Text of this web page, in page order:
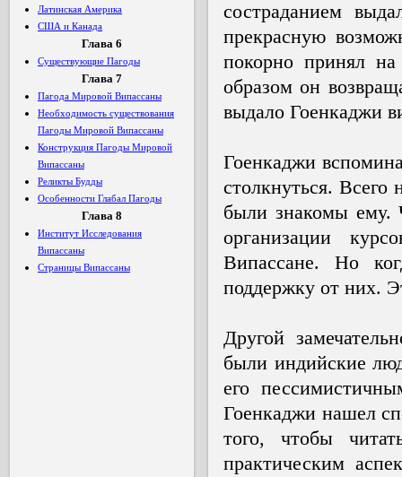
Латинская Америка
США и Канада
Глава 6
Существующие Пагоды
Глава 7
Пагода Мировой Випассаны
Необходимость существования
Пагоды Мировой Випассаны
Конструкция Пагоды Мировой
Випассаны
Реликты Будды
Особенности Глабал Пагоды
Глава 8
Институт Исследования
Випассаны
Страницы Випассаны
состраданием
прекрасную
покорно принял на
образом он
выдало Гоенкаджи
Гоенкаджи
столкнуться. Всего
были знакомы ему.
организации
Випассане. Но
поддержку от них.
Другой
были индийские
его
Гоенкаджи нашел
того, чтобы
практическим